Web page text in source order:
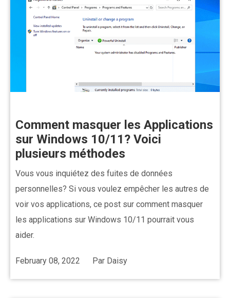
Comment masquer les Applications
sur Windows 10/11? Voici
plusieurs méthodes
Vous vous inquiétez des fuites de données
personnelles? Si vous voulez empêcher les autres de
voir vos applications, ce post sur comment masquer
les applications sur Windows 10/11 pourrait vous
aider.
February 08, 2022 Par Daisy